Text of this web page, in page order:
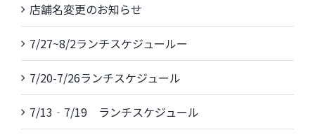
店舗名変更のお知らせ
7/27~8/2ランチスケジュールー
7/20-7/26ランチスケジュール
7/13‐7/19 ランチスケジュール